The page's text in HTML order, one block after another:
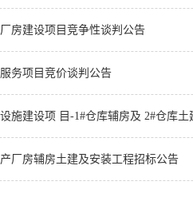
房建设项目竞争性谈判公告
务项目竞价谈判公告
施建设项 目-1#仓库辅房及 2#仓库
厂房辅房土建及安装工程招标公告